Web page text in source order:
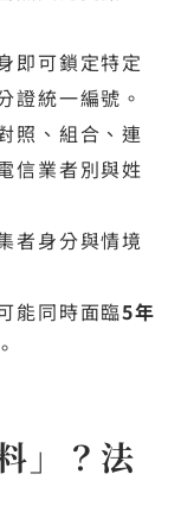
即可鎖定特定
證統一編號。
照、組合、連
信業者別與姓
者身分與情境
能同時面臨5年
。
」？法